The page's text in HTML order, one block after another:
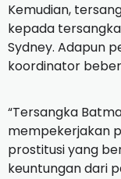
Kemudian,
kepada
Sydney. Adapun
koordinator
“Tersangka
mempekerjakan
prostitusi yang
keuntungan dari